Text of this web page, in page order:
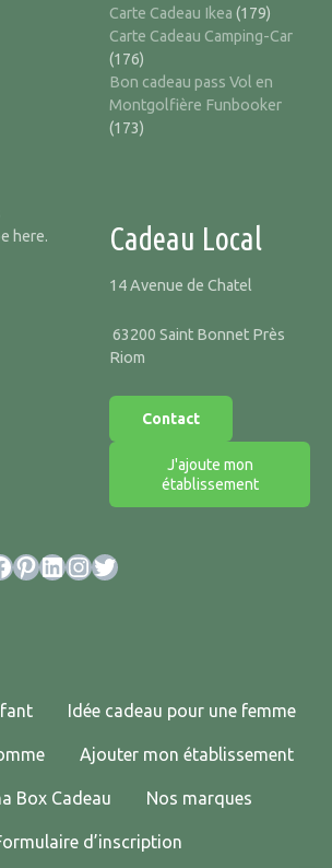
Carte Cadeau Ikea (179)
Carte Cadeau Camping-Car
(176)
Bon cadeau pass Vol en
Montgolfière Funbooker
(173)
here.
Cadeau Local
14 Avenue de Chatel
63200 Saint Bonnet Près
Riom
Contact
J'ajoute mon
établissement
Pinterest LinkedIn InstagramTwitter
Idée cadeau pour une femme
Ajouter mon établissement
Box Cadeau Nos marques
d’inscription